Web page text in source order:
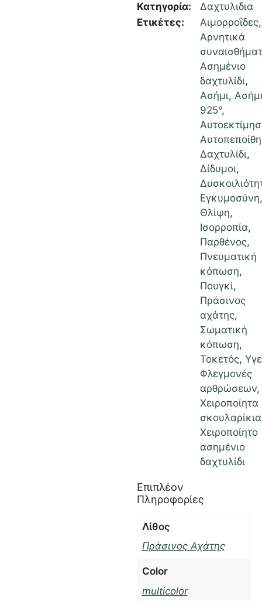
Κατηγορία:
Δαχτυλιδια
Ετικέτες:
Αιμορροΐδες,
Αρνητικά
Ασημένιο
δαχτυλίδι,
Ασήμι,
925°,
Δαχτυλίδι,
Δίδυμοι,
Εγκυμοσύνη,
Θλίψη,
Ισορροπία,
Παρθένος,
Πνευματική
κόπωση,
Πουγκί,
Πράσινος
αχάτης,
Σωματική
κόπωση,
Τοκετός,
Φλεγμονές
αρθρώσεων,
Χειροποίητα
σκουλαρίκια
Χειροποίητο
ασημένιο
δαχτυλίδι
Επιπλέον
Πληροφορίες
Λίθος
Πράσινος Αχάτης
Color
multicolor